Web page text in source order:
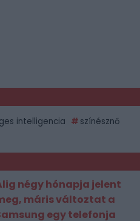
intelligencia
színésznő
négy hónapja jelent
máris változtat a
egy telefonja